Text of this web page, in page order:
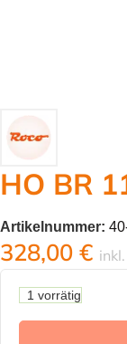
HO BR
Artikelnummer:
328,00 €
1 vorrätig